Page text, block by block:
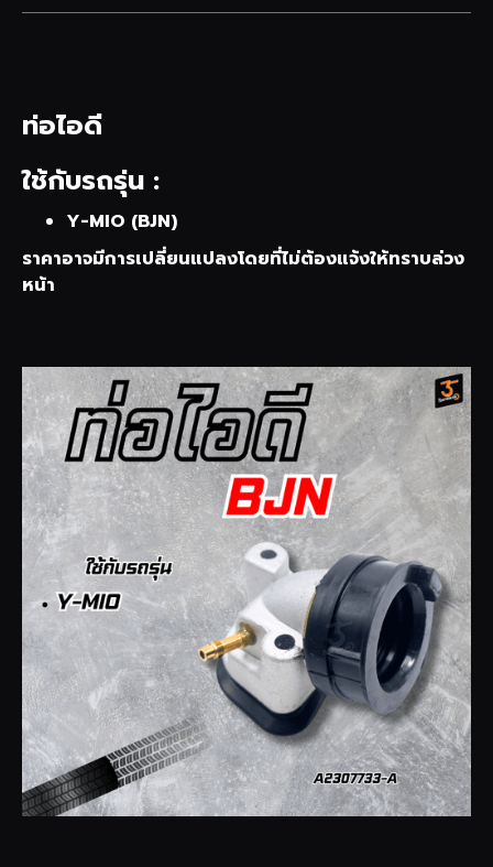
ท่อไอดี
ใช้กับรถรุ่น :
Y-MIO (BJN)
ราคาอาจมีการเปลี่ยนแปลงโดยที่ไม่ต้องแจ้งให้ทราบล่วง
หน้า